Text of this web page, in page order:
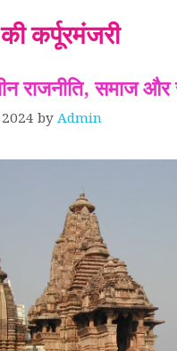
कर्पूरमंजरी
राजनीति, समाज
by Admin